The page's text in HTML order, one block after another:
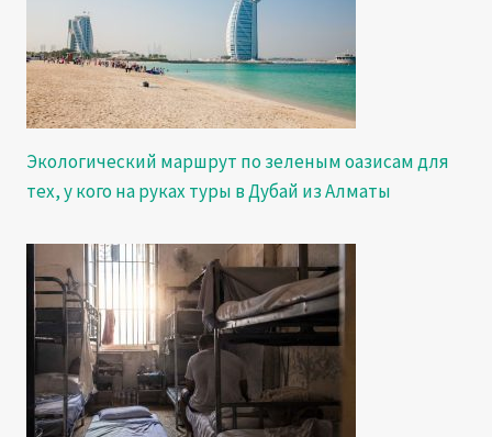
Экологический маршрут по зеленым оазисам для
тех, у кого на руках туры в Дубай из Алматы